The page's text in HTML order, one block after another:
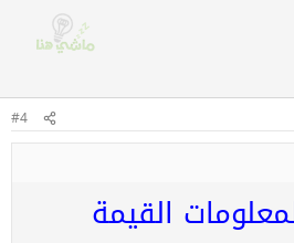
#4
القيمة